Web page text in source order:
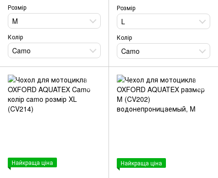
Розмір
M
Колір
Camo
Розмір
L
Колір
Camo
Найкраща ціна Найкраща ціна